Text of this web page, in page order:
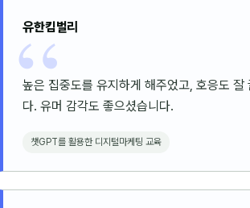
유한킴벌리
높은 집중도를 유지하게 해주었고, 호응도 잘
다. 유머 감각도 좋으셨습니다.
챗GPT를 활용한 디지털마케팅 교육